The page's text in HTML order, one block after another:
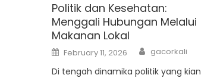
Politik dan Kesehatan:
Menggali Hubungan Melalui
Makanan Lokal
Posted
on
February 11, 2026 Author
gacorkali
Di tengah dinamika politik yang kian